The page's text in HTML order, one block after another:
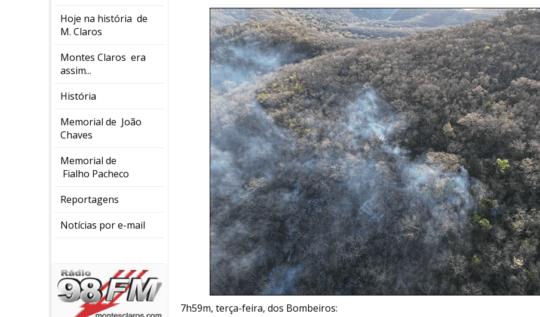
Hoje na história de
M. Claros
Montes Claros era
assim...
História
Memorial de João
Chaves
Memorial de
Fialho Pacheco
Reportagens
Notícias por e-mail
7h59m, terça-feira, dos Bombeiros: